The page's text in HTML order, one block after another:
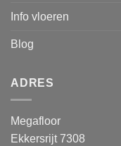
Info vloeren
Blog
ADRES
Megafloor
Ekkersrijt 7308